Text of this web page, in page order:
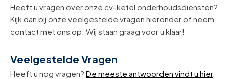
Heeft u vragen over onze cv-ketel onderhoudsdiensten?
Kijk dan bij onze veelgestelde vragen hieronder of neem
contact met ons op. Wij staan graag voor u klaar!
Veelgestelde Vragen
Heeft u nog vragen? De meeste antwoorden vindt u hier.